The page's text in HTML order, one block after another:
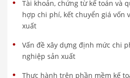
Tài khoản, chứng từ kế toán và
hợp chi phí, kết chuyển giá vốn
xuất
Vấn đề xây dựng định mức chi
nghiệp sản xuất
Thực hành trên phần mềm kế